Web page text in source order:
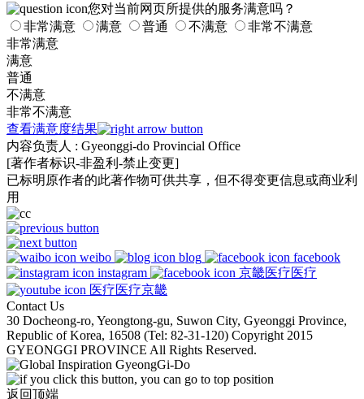
您对当前网页所提供的服务满意吗？
非常满意
满意 普通 不满意
非常不满意
非常满意
满意
普通
不满意
非常不满意
查看满意度结果
内容负责人 : Gyeonggi-do Provincial Office
[著作者标识-非盈利-禁止变更]
已标明原作者的此著作物可供共享，但不得变更信息或商业利
用
weibo blog
facebook
instagram
京畿医疗医疗
医疗医疗京畿
Contact Us
30 Docheong-ro, Yeongtong-gu, Suwon City, Gyeonggi Province,
Republic of Korea, 16508 (Tel: 82-31-120) Copyright 2015
GYEONGGI PROVINCE All Rights Reserved.
返回顶端